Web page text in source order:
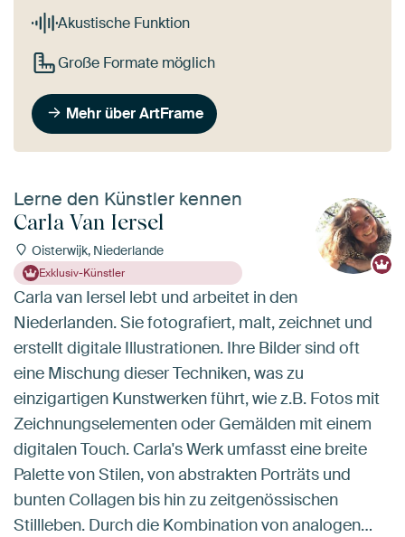
Akustische Funktion
Große Formate möglich
Mehr über ArtFrame
Lerne den Künstler kennen
Carla Van Iersel
Oisterwijk, Niederlande
Exklusiv-Künstler
Carla van Iersel lebt und arbeitet in den
Niederlanden. Sie fotografiert, malt, zeichnet und
erstellt digitale Illustrationen. Ihre Bilder sind oft
eine Mischung dieser Techniken, was zu
einzigartigen Kunstwerken führt, wie z.B. Fotos mit
Zeichnungselementen oder Gemälden mit einem
digitalen Touch. Carla's Werk umfasst eine breite
Palette von Stilen, von abstrakten Porträts und
bunten Collagen bis hin zu zeitgenössischen
Stillleben. Durch die Kombination von analogen…